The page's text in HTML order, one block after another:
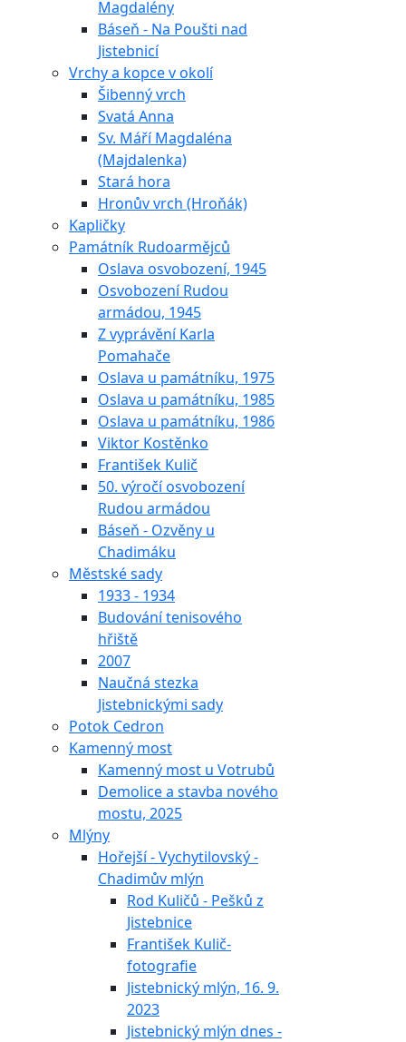
Magdalény
Báseň - Na Poušti nad
Jistebnicí
Vrchy a kopce v okolí
Šibenný vrch
Svatá Anna
Sv. Máří Magdaléna
(Majdalenka)
Stará hora
Hronův vrch (Hroňák)
Kapličky
Památník Rudoarmějců
Oslava osvobození, 1945
Osvobození Rudou
armádou, 1945
Z vyprávění Karla
Pomahače
Oslava u památníku, 1975
Oslava u památníku, 1985
Oslava u památníku, 1986
Viktor Kostěnko
František Kulič
50. výročí osvobození
Rudou armádou
Báseň - Ozvěny u
Chadimáku
Městské sady
1933 - 1934
Budování tenisového
hřiště
2007
Naučná stezka
Jistebnickými sady
Potok Cedron
Kamenný most
Kamenný most u Votrubů
Demolice a stavba nového
mostu, 2025
Mlýny
Hořejší - Vychytilovský -
Chadimův mlýn
Rod Kuličů - Pešků z
Jistebnice
František Kulič-
fotografie
Jistebnický mlýn, 16. 9.
2023
Jistebnický mlýn dnes -